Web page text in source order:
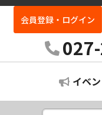
会員登録・ログイン
イベ